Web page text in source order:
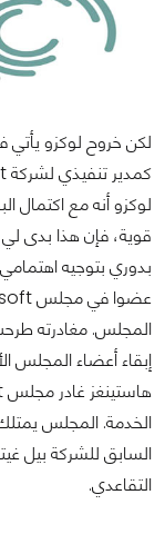
لكن خروح لوكزو يأتي
لوكزو أنه مع اكتمال
قوية، فإن هذا بدى
السابق للشركة بيل
التقاعدي.